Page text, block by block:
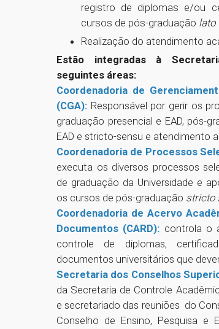
registro de diplomas e/ou
cursos de pós-graduação lato
Realização do atendimento
Estão integradas à
seguintes áreas:
Coordenadoria de
(CGA): Responsável por gerir os
graduação presencial e EAD, pós-
EAD e stricto-sensu e atendimento
Coordenadoria de Processos
executa os diversos processos
de graduação da Universidade e
os cursos de pós-graduação stricto
Coordenadoria de Acervo
Documentos (CARD): controla o
controle de diplomas,
documentos universitários que
Secretaria dos Conselhos
da Secretaria de Controle
e secretariado das reuniões do
Conselho de Ensino, Pesquisa e